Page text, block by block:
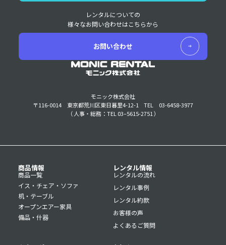
モニック株式会社
〒116-0014 東京都荒川区東日暮里4-12-1
TEL 03-6458-3977
（ 人事・総務：TEL 03–5615-2751 ）
レンタルについての
様々なお問い合わせはこちらから
お問い合わせ
商品情報
商品一覧
イス・チェア・ソファ
机・テーブル
オープンエアー家具
備品・什器
レンタル情報
レンタルの流れ
レンタル事例
レンタル約款
お客様の声
よくあるご質問